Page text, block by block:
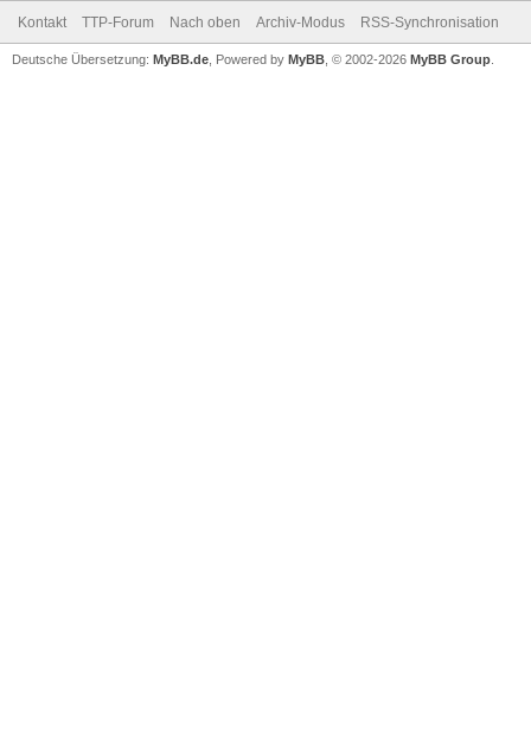
Kontakt TTP-Forum Nach oben Archiv-Modus RSS-Synchronisation
Deutsche Übersetzung: MyBB.de , Powered by MyBB , © 2002-2026 MyBB Group